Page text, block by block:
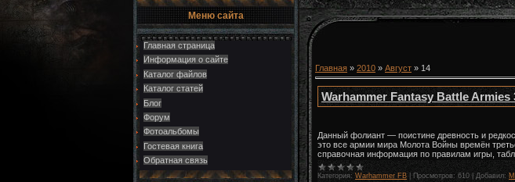
Меню сайта
Главная страница
Информация о сайте
Каталог файлов
Каталог статей
Блог
Форум
Фотоальбомы
Гостевая книга
Обратная связь
Главная » 2010 » Август » 14
Warhammer Fantasy Battle
Данный фолиант — поистине древность и
это все армии мира Молота Войны времён
справочная информация по правилам игры,
Категория: Warhammer FB Просмотров: 610 Добавил: